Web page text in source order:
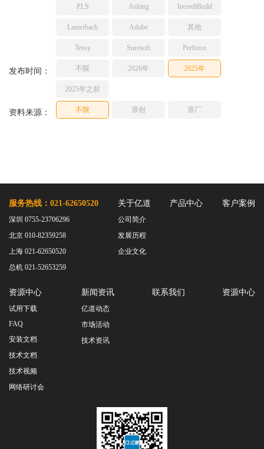
PLS Ashing IncrediBuild
Lauterbach Adobe 其他
Tessy Suresoft Perforce
发布时间： 不限 2026年 2025年
2025年之前
资料来源： 不限 原创 原厂
服务热线：021-62650520
深圳 0755-23706296
北京 010-82359258
上海 021-62650520
总机 021-52653259
关于亿道
公司简介
发展历程
企业文化
产品中心 客户案例
资源中心
试用下载
FAQ
安装文档
技术文档
技术视频
网络研讨会
新闻资讯
亿道动态
市场活动
技术资讯
联系我们 资源中心